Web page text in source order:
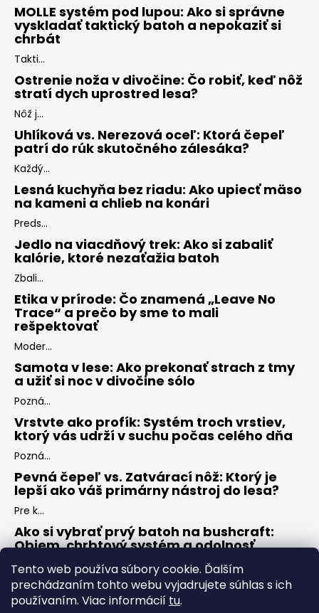
Tento web používa súbory cookie. Ďalším
prechádzaním tohto webu vyjadrujete súhlas s ich
používaním. Viac informácií tu.
MOLLE systém pod lupou: Ako si správne
vyskladať taktický batoh a nepokaziť si
chrbát
Takti...
Ostrenie noža v divočine: Čo robiť, keď nôž
stratí dych uprostred lesa?
Nôž j...
Uhlíková vs. Nerezová oceľ: Ktorá čepeľ
patrí do rúk skutočného zálesáka?
Každý...
Lesná kuchyňa bez riadu: Ako upiecť mäso
na kameni a chlieb na konári
Preds...
Jedlo na viacdňový trek: Ako si zabaliť
kalórie, ktoré nezaťažia batoh
Zbali...
Etika v prírode: Čo znamená „Leave No
Trace“ a prečo by sme to mali
rešpektovať
Moder...
Samota v lese: Ako prekonať strach z tmy
a užiť si noc v divočine sólo
Pozná...
Vrstvte ako profík: Systém troch vrstiev,
ktorý vás udrží v suchu počas celého dňa
Pozná...
Pevná čepeľ vs. Zatvárací nôž: Ktorý je
lepší ako váš primárny nástroj do lesa?
Pre k...
Ako si vybrať prvý batoh na bushcraft:
Objem, chrbtový systém a odolnosť
Keď s...
ARCHÍV